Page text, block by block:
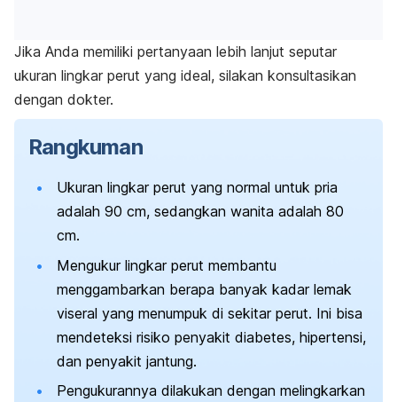
Jika Anda memiliki pertanyaan lebih lanjut seputar
ukuran lingkar perut yang ideal, silakan konsultasikan
dengan dokter.
Rangkuman
Ukuran lingkar perut yang normal untuk pria
adalah 90 cm, sedangkan wanita adalah 80
cm.
Mengukur lingkar perut membantu
menggambarkan berapa banyak kadar lemak
viseral yang menumpuk di sekitar perut. Ini bisa
mendeteksi risiko penyakit diabetes, hipertensi,
dan penyakit jantung.
Pengukurannya dilakukan dengan melingkarkan